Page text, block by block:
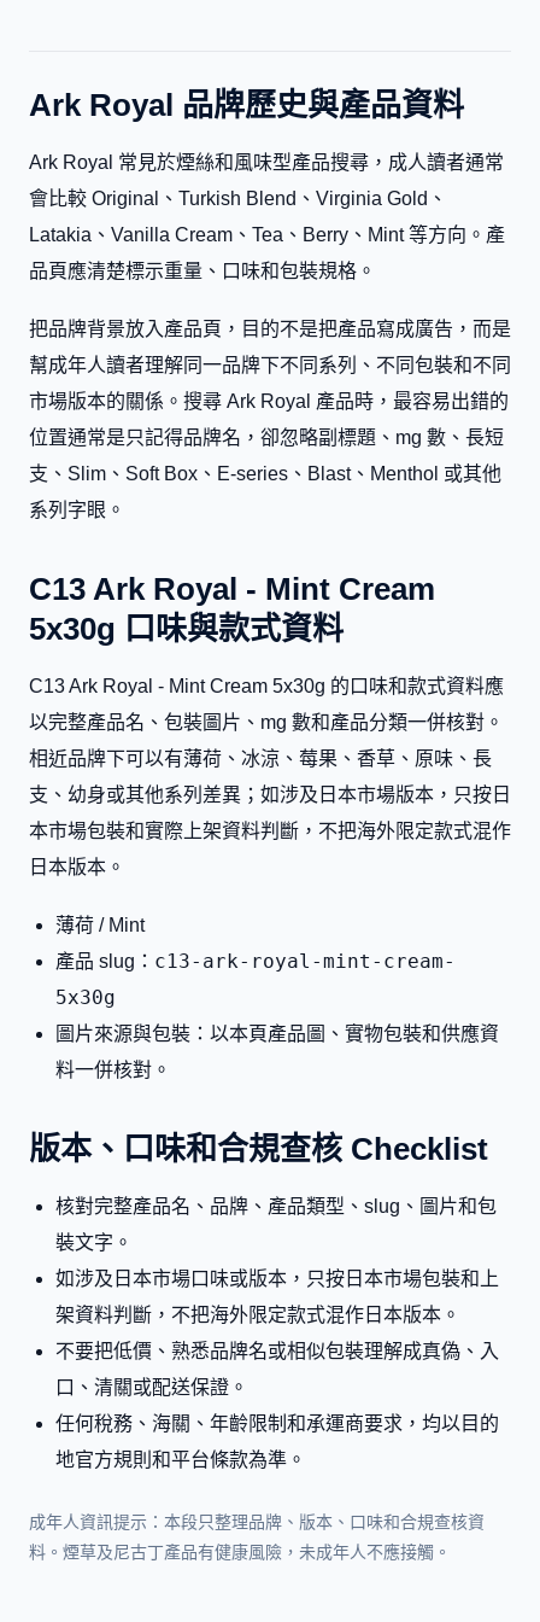
Ark Royal 品牌歷史與產品資料
Ark Royal 常見於煙絲和風味型產品搜尋，成人讀者通常
會比較 Original、Turkish Blend、Virginia Gold、
Latakia、Vanilla Cream、Tea、Berry、Mint 等方向。產
品頁應清楚標示重量、口味和包裝規格。
把品牌背景放入產品頁，目的不是把產品寫成廣告，而是
幫成年人讀者理解同一品牌下不同系列、不同包裝和不同
市場版本的關係。搜尋 Ark Royal 產品時，最容易出錯的
位置通常是只記得品牌名，卻忽略副標題、mg 數、長短
支、Slim、Soft Box、E-series、Blast、Menthol 或其他
系列字眼。
C13 Ark Royal - Mint Cream
5x30g 口味與款式資料
C13 Ark Royal - Mint Cream 5x30g 的口味和款式資料應
以完整產品名、包裝圖片、mg 數和產品分類一併核對。
相近品牌下可以有薄荷、冰涼、莓果、香草、原味、長
支、幼身或其他系列差異；如涉及日本市場版本，只按日
本市場包裝和實際上架資料判斷，不把海外限定款式混作
日本版本。
薄荷 / Mint
產品 slug： c13-ark-royal-mint-cream-
5x30g
圖片來源與包裝：以本頁產品圖、實物包裝和供應資
料一併核對。
版本、口味和合規查核 Checklist
核對完整產品名、品牌、產品類型、slug、圖片和包
裝文字。
如涉及日本市場口味或版本，只按日本市場包裝和上
架資料判斷，不把海外限定款式混作日本版本。
不要把低價、熟悉品牌名或相似包裝理解成真偽、入
口、清關或配送保證。
任何稅務、海關、年齡限制和承運商要求，均以目的
地官方規則和平台條款為準。
成年人資訊提示：本段只整理品牌、版本、口味和合規查核資
料。煙草及尼古丁產品有健康風險，未成年人不應接觸。